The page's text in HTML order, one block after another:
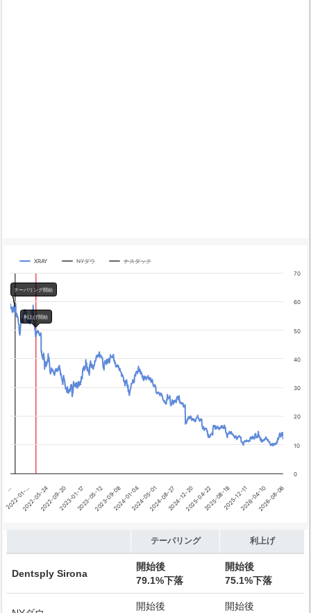
Chart
Line chart with 3 lines.
The chart has 1 X axis displaying categories.
The chart has 4 Y axes displaying yA0, yA1, yA2, and yA3.
Chart annotations summary
利上げ開始
テーパリング開始
利上げ開始
XRAY NYダウ ナスダック
…
2022-01-…2022-05-242022-09-202023-01-172023-05-122023-09-082024-01-042024-05-012024-08-272024-12-202025-04-222025-08-182025-12-112026-04-102026-08-06
0
10
20
30
40
50
60
70
テーパリング 利上げ
Dentsply Sirona
開始後
79.1%下落
開始後
75.1%下落
開始後
開始後